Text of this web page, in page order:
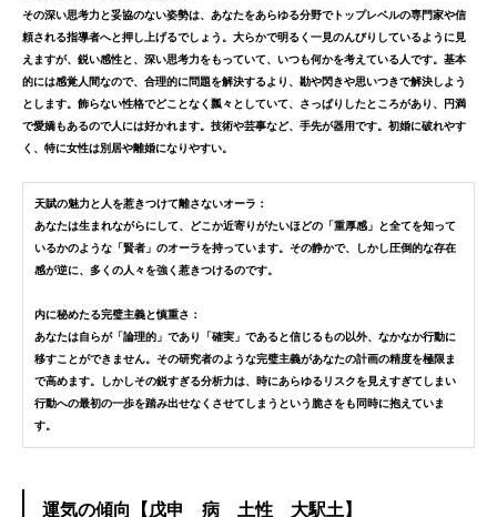
その深い思考力と妥協のない姿勢は、あなたをあらゆる分野でトップレベルの専門家や信
頼される指導者へと押し上げるでしょう。 大らかで明るく一見のんびりしているように見
えますが、鋭い感性と、深い思考力をもっていて、いつも何かを考えている人です。基本
的には感覚人間なので、合理的に問題を解決するより、勘や閃きや思いつきで解決しよう
とします。飾らない性格でどことなく瓢々としていて、さっぱりしたところがあり、円満
で愛嬌もあるので人には好かれます。技術や芸事など、手先が器用です。初婚に破れやす
く、特に女性は別居や離婚になりやすい。
天賦の魅力と人を惹きつけて離さないオーラ：
あなたは生まれながらにして、 どこか近寄りがたいほどの「重厚感」と全てを知って
いるかのような「賢者」のオーラを持っています。その静かで、しかし圧倒的な存在
感が逆に、多くの人々を強く惹きつけるのです。
内に秘めたる完璧主義と慎重さ：
あなたは自らが「論理的」であり「確実」であると信じるもの以外、なかなか行動に
移すことができません。その研究者のような完璧主義があなたの計画の精度を極限ま
で高めます。しかしその鋭すぎる分析力は、時にあらゆるリスクを見えすぎてしまい
行動への最初の一歩を踏み出せなくさせてしまうという脆さをも同時に抱えていま
す。
運気の傾向【戊申 病 土性 大駅土】